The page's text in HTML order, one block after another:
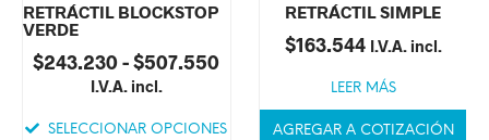
RETRÁCTIL BLOCKSTOP
VERDE
$243.230-$507.550
I.V.A. incl.
SELECCIONAR OPCIONES
RETRÁCTIL SIMPLE
$163.544 I.V.A. incl.
LEER MÁS
AGREGAR A COTIZACIÓN